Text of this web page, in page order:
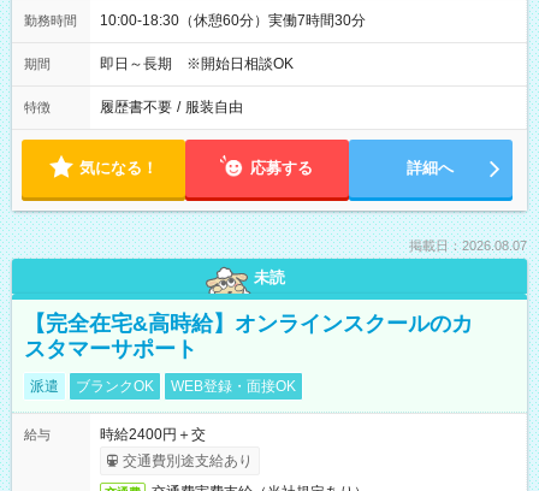
勤務時間 10:00-18:30（休憩60分）実働7時間30分
期間 即日～長期 ※開始日相談OK
特徴 履歴書不要 / 服装自由
気になる！ 応募する 詳細へ
掲載日：2026.08.07
未読
【完全在宅&高時給】オンラインスクールのカ
スタマーサポート
派遣 ブランクOK WEB登録・面接OK
給与
時給2400円＋交
交通費別途支給あり